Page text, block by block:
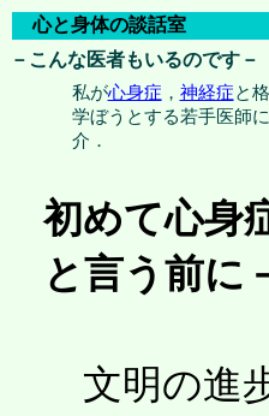
心と身体の談話室
－こんな医者もいるのです－
私が心身症 ， 神経症と
学ぼうとする若手医師
介．
初めて心身
と言う前に
文明の進